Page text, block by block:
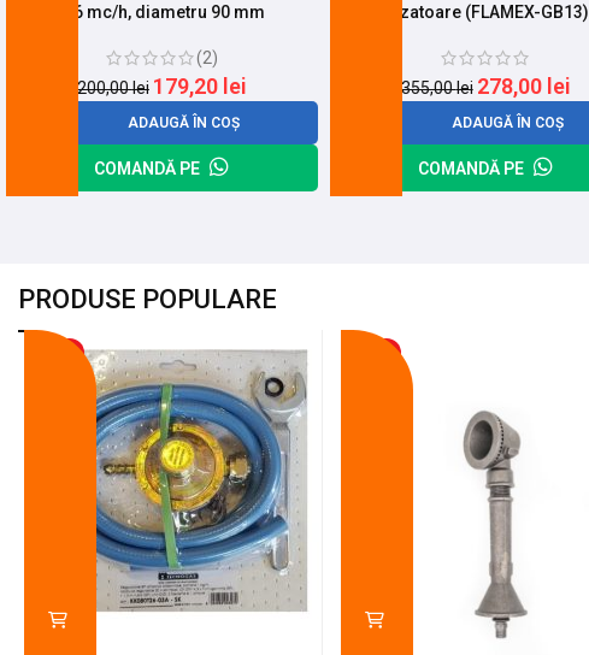
0.6 mc/h, diametru 90 mm
(2)
200,00lei 179,20 lei
ADAUGĂ ÎN COȘ
COMANDĂ PE
arzatoare (FLAMEX-GB13)
355,00lei 278,00 lei
ADAUGĂ ÎN COȘ
COMANDĂ PE
PRODUSE POPULARE